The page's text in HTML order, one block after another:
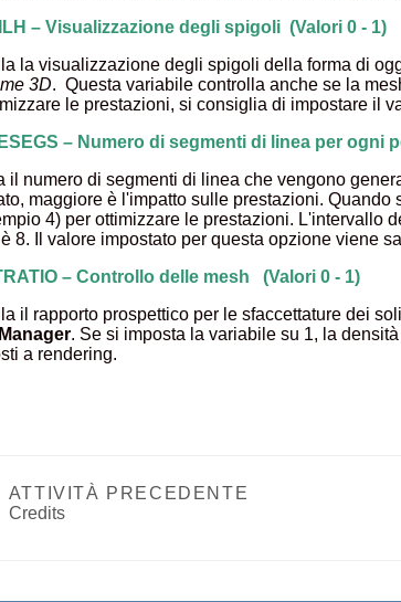
– Visualizzazione degli spigoli (Valori 0 - 1)
la visualizzazione degli spigoli della forma di
3D. Questa variabile controlla anche se la
le prestazioni, si consiglia di impostare il
– Numero di segmenti di linea per ogni
il numero di segmenti di linea che vengono
maggiore è l'impatto sulle prestazioni.
4) per ottimizzare le prestazioni. L'intervallo
8. Il valore impostato per questa opzione viene
– Controllo delle mesh (Valori 0 - 1)
il rapporto prospettico per le sfaccettature dei
. Se si imposta la variabile su 1, la
a rendering.
ATTIVITÀ PRECEDENTE
Credits